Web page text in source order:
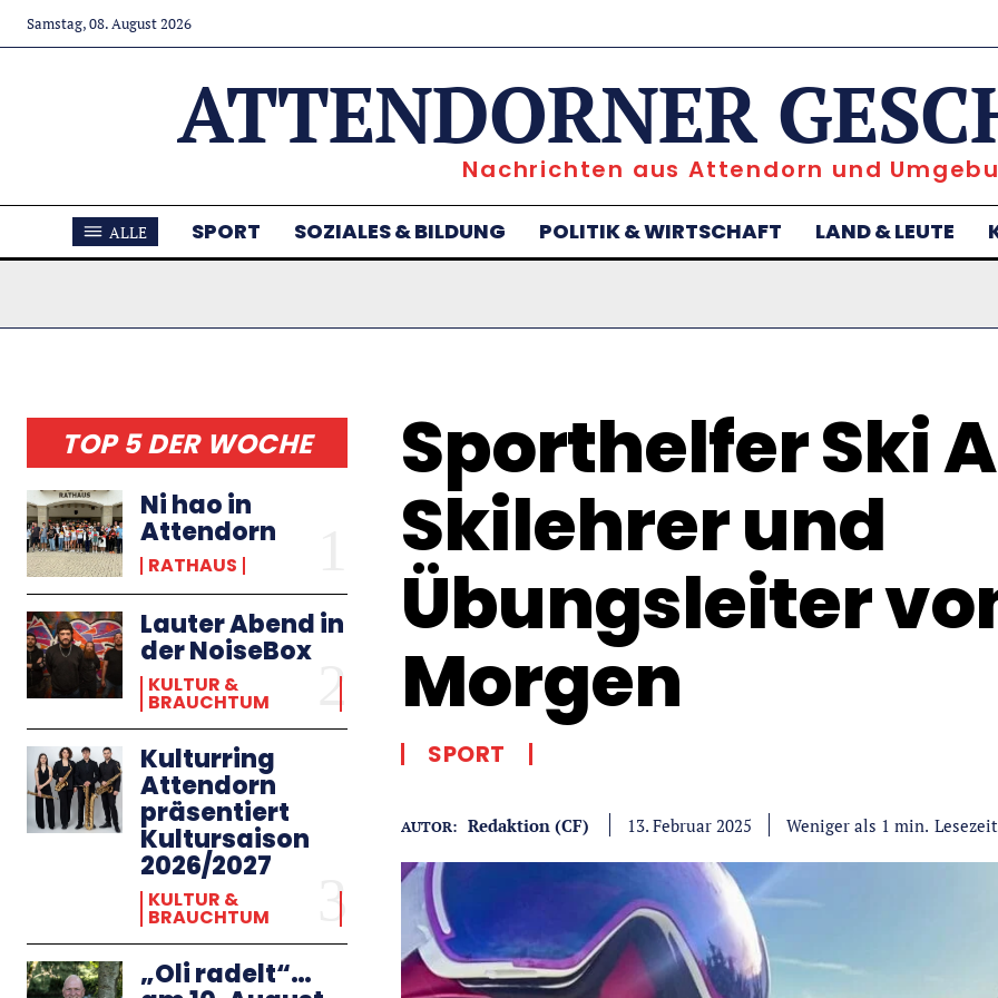
Samstag, 08. August 2026
ATTENDORNER
Nachrichten aus Attendorn und
ALLE SPORT SOZIALES & BILDUNG POLITIK & WIRTSCHAFT LAND & LEUTE
TOP 5 DER WOCHE
Ni hao in
Attendorn
RATHAUS
Lauter Abend in
der NoiseBox
KULTUR &
BRAUCHTUM
Kulturring
Attendorn
präsentiert
Kultursaison
2026/2027
KULTUR &
BRAUCHTUM
„Oli radelt“…
Sporthelfer Ski
Skilehrer und
Übungsleiter
Morgen
SPORT
AUTOR: Redaktion (CF) 13. Februar 2025 Weniger als 1 min. Lesezeit